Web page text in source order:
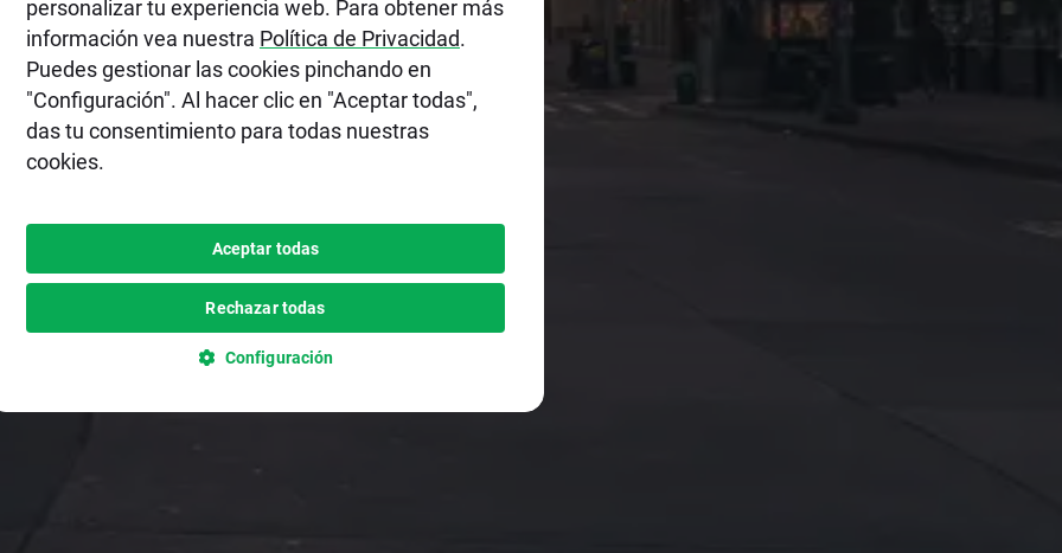
personalizar tu experiencia web. Para obtener más
información vea nuestra Política de Privacidad.
Puedes gestionar las cookies pinchando en
"Configuración". Al hacer clic en "Aceptar todas",
das tu consentimiento para todas nuestras
cookies.
Aceptar todas
Rechazar todas
Configuración